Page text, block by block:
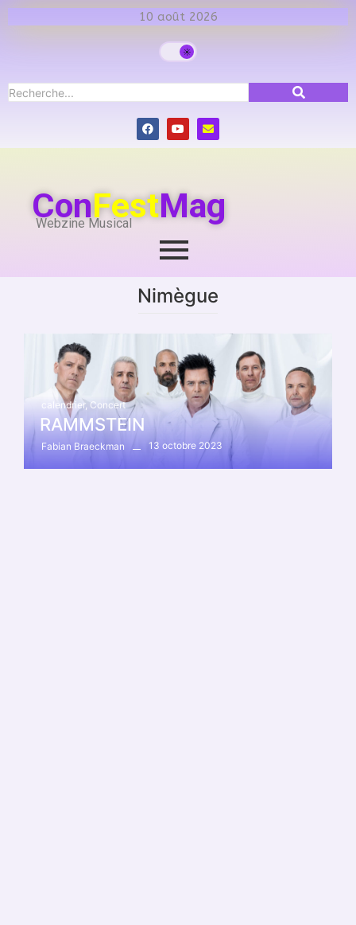
10 août 2026
ConFestMag
Webzine Musical
Nimègue
calendrier, Concert
RAMMSTEIN
Fabian Braeckman 13 octobre 2023